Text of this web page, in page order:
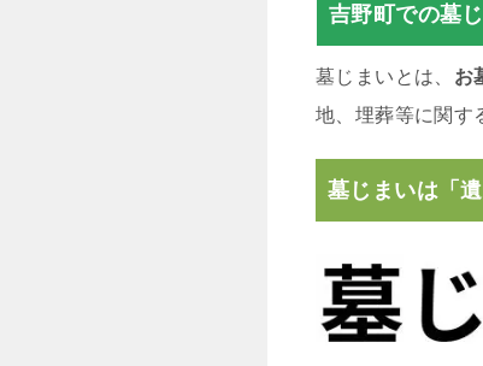
吉野町での墓
墓じまいとは、 お
地、埋葬等に関す
墓じまいは「